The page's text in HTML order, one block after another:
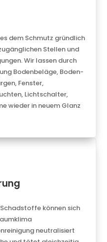
dem Schmutz gründlich
Stellen und
Wir lassen durch
Bodenbeläge, Boden-
Fenster,
Lichtschalter,
wieder in neuem Glanz
können sich
neutralisiert